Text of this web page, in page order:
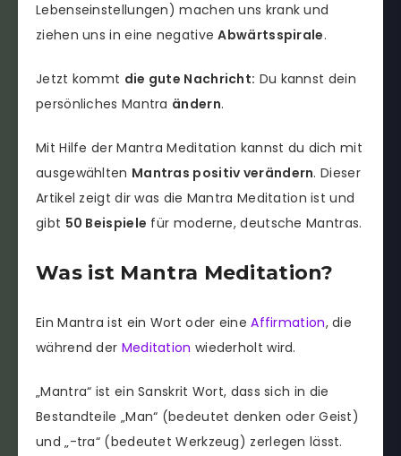
Lebenseinstellungen) machen uns krank und
ziehen uns in eine negativeAbwärtsspirale.
Jetzt kommt die gute Nachricht: Du kannst dein
persönliches Mantra ändern.
Mit Hilfe der Mantra Meditation kannst du dich mit
ausgewählten Mantras positiv verändern. Dieser
Artikel zeigt dir was die Mantra Meditation ist und
gibt 50 Beispiele für moderne, deutsche Mantras.
Was ist Mantra Meditation?
Ein Mantra ist ein Wort oder eineAffirmation, die
während der Meditation wiederholt wird.
„Mantra“ ist ein Sanskrit Wort, dass sich in die
Bestandteile „Man“ (bedeutet denken oder Geist)
und „-tra“ (bedeutet Werkzeug) zerlegen lässt.